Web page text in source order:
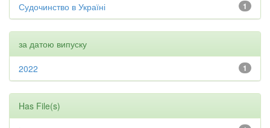
1
Судочинство в Україні
за датою випуску
1
2022
Has File(s)